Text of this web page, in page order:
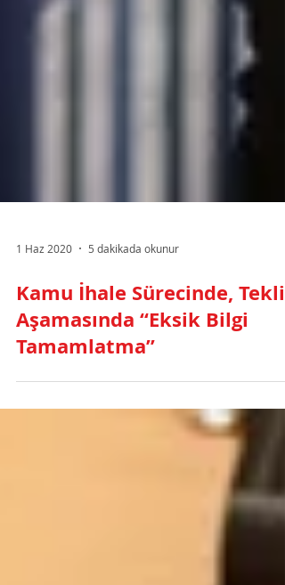
1 Haz 2020 5 dakikada okunur
Kamu İhale Sürecinde, Teklif
Aşamasında “Eksik Bilgi
Tamamlatma”